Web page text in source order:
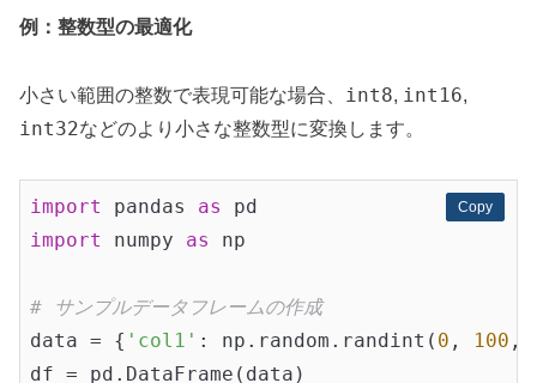
例：整数型の最適化
小さい範囲の整数で表現可能な場合、 int8, int16,
int32などのより小さな整数型に変換します。
Copy
Copy
import pandas as
import
numpy as np
# サンプルデータフレームの作成
data = { 'col1' : np.random.randint( 0 , 100 ,
df = pd.DataFrame(data)